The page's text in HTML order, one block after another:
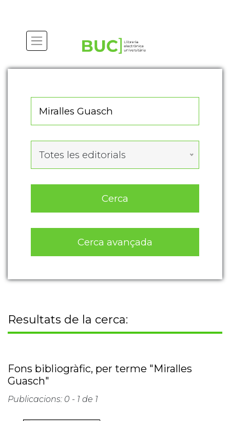
Totes les editorials
Cerca
Cerca avançada
Resultats de la cerca:
Fons bibliogràfic, per terme "Miralles
Guasch"
Publicacions: 0 - 1 de 1